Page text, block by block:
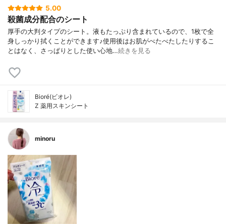
5.00
殺菌成分配合のシート
厚手の大判タイプのシート。液もたっぷり含まれているので、1枚で全
身しっかり拭くことができます♪使用後はお肌がべたべたしたりするこ
とはなく、さっぱりとした使い心地…続きを見る
Bioré(ビオレ)
Z 薬用スキンシート
minoru